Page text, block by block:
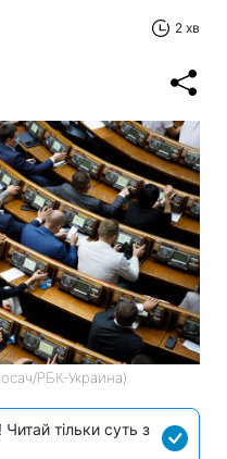
2 хв
РБК-Украина)
тільки суть з